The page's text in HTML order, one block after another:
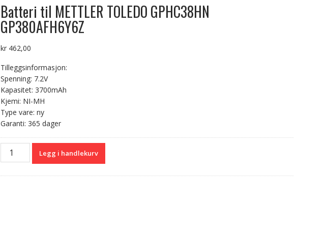
Batteri til METTLER TOLEDO GPHC38HN
GP380AFH6Y6Z
kr 462,00
Tilleggsinformasjon:
Spenning: 7.2V
Kapasitet: 3700mAh
Kjemi: NI-MH
Type vare: ny
Garanti: 365 dager
Batteri
Legg i handlekurv